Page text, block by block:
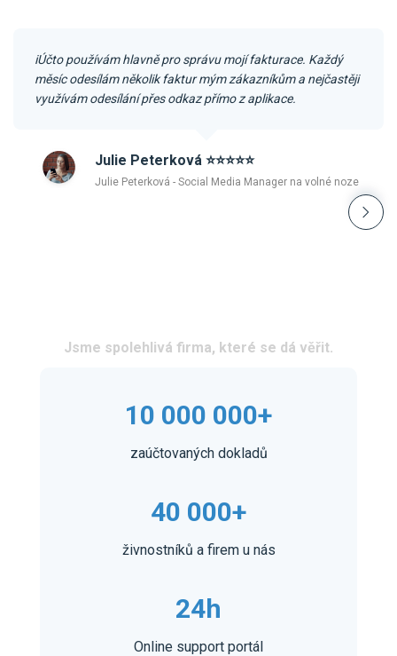
iÚčto používám hlavně pro správu mojí fakturace. Každý
měsíc odesílám několik faktur mým zákazníkům a nejčastěji
využívám odesílání přes odkaz přímo z aplikace.
Julie Peterková ⭐️⭐️⭐️⭐️⭐️
Julie Peterková - Social Media Manager na volné noze
Jsme spolehlivá firma, které se dá věřit.
10 000 000+
zaúčtovaných dokladů
40 000+
živnostníků a firem u nás
24h
Online support portál